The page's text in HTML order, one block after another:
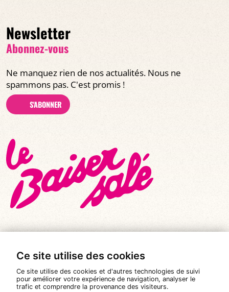
Ce site utilise des cookies
Ce site utilise des cookies et d'autres technologies de suivi
pour améliorer votre expérience de navigation, analyser le
trafic et comprendre la provenance des visiteurs.
Newsletter
Abonnez-vous
Ne manquez rien de nos actualités. Nous ne
spammons pas. C'est promis !
S'ABONNER
© Tous droits réservés 2026 |
Le Baiser Salé
Mentions légales